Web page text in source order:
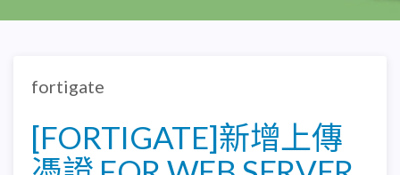
fortigate
[FORTIGATE]新增上傳